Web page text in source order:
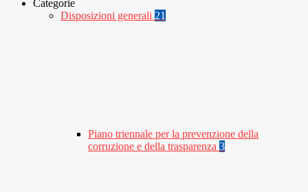
Categorie
Disposizioni generali 21
Piano triennale per la prevenzione della
corruzione e della trasparenza 3